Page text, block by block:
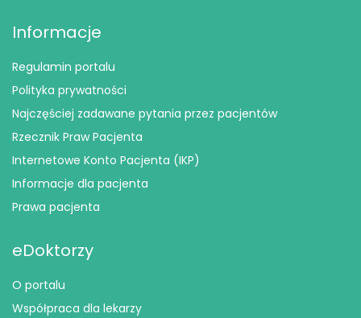
Informacje
Regulamin portalu
Polityka prywatności
Najczęściej zadawane pytania przez pacjentów
Rzecznik Praw Pacjenta
Internetowe Konto Pacjenta (IKP)
Informacje dla pacjenta
Prawa pacjenta
eDoktorzy
O portalu
Współpraca dla lekarzy